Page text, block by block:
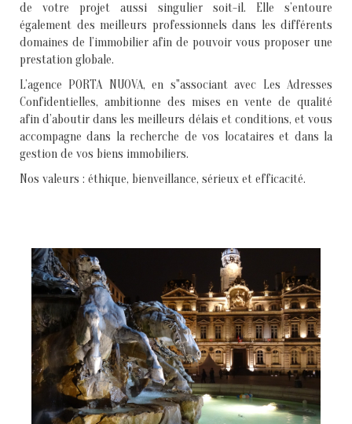
de votre projet aussi singulier soit-il. Elle s’entoure
également des meilleurs professionnels dans les différents
domaines de l’immobilier afin de pouvoir vous proposer une
prestation globale.
L’agence PORTA NUOVA, en s"associant avec Les Adresses
Confidentielles, ambitionne des mises en vente de qualité
afin d’aboutir dans les meilleurs délais et conditions, et vous
accompagne dans la recherche de vos locataires et dans la
gestion de vos biens immobiliers.
Nos valeurs : éthique, bienveillance, sérieux et efficacité.